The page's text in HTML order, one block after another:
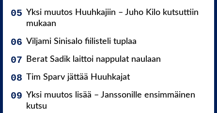
Yksi muutos Huuhkajiin – Juho Kilo kutsuttiin
mukaan
Viljami Sinisalo fiilisteli tuplaa
Berat Sadik laittoi nappulat naulaan
Tim Sparv jättää Huuhkajat
Yksi muutos lisää – Janssonille ensimmäinen
kutsu